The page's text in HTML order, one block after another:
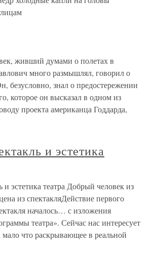
живший думами о полетах в
много размышлял, говорил о
безусловно, знал о предостережении
которое он высказал в одном из
проекта американца Годдарда,
и эстетика
эстетика театра Добрый человек из
из спектакляДействие первого
началось… с изложения
театра». Сейчас нас интересует
мало что раскрывающее в реальной